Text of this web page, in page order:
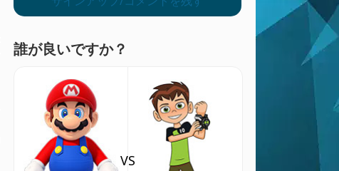
誰が良いですか？
VS